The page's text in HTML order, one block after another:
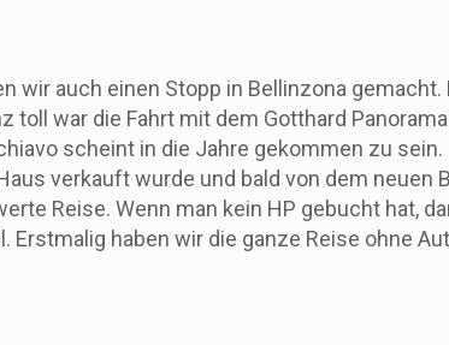
wir auch einen Stopp in Bellinzona
war die Fahrt mit dem Gotthard
scheint in die Jahre gekommen zu sein.
verkauft wurde und bald von dem neuen
Reise. Wenn man kein HP gebucht hat,
haben wir die ganze Reise ohne